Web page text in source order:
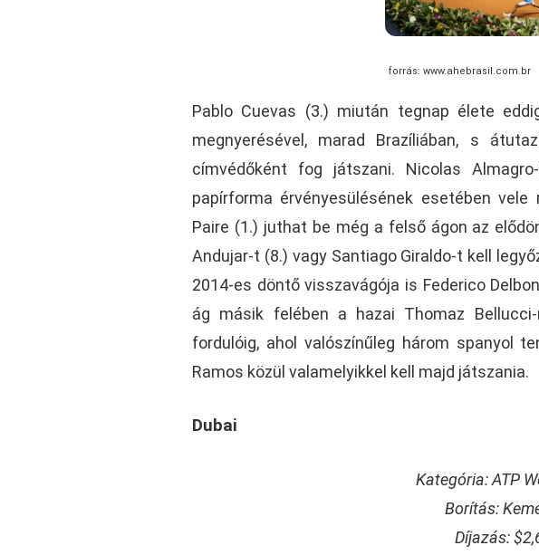
forrás: www.ahebrasil.com.br
Pablo Cuevas (3.) miután tegnap élete
megnyerésével, marad Brazíliában, s
címvédőként fog játszani. Nicolas
papírforma érvényesülésének esetében
Paire (1.) juthat be még a felső ágon az
Andujar-t (8.) vagy Santiago Giraldo-t kell
2014-es döntő visszavágója is Federico
ág másik felében a hazai Thomaz
fordulóig, ahol valószínűleg három spanyol
Ramos közül valamelyikkel kell majd játszania.
Dubai
Kategória: ATP
Borítás:
Díjazás: